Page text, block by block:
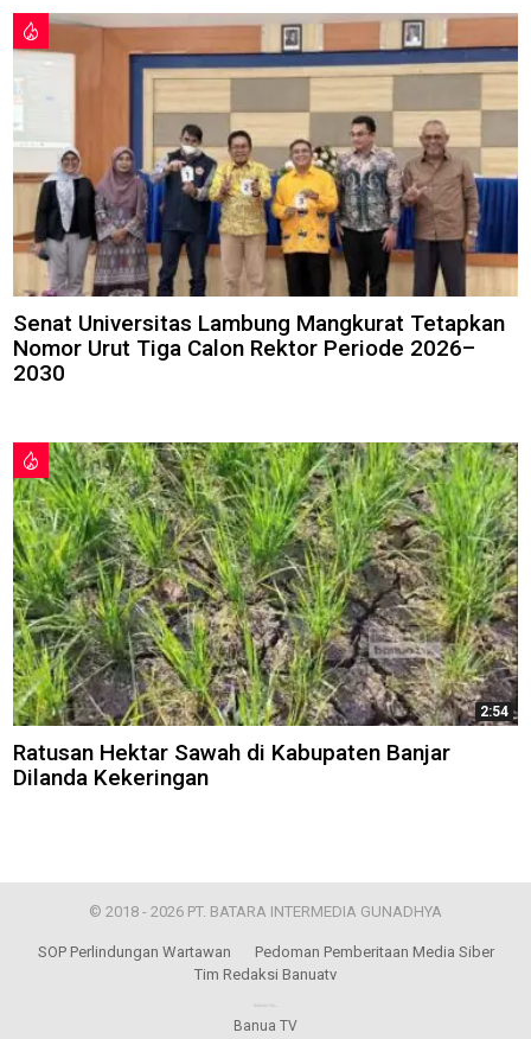
Senat Universitas Lambung Mangkurat Tetapkan
Nomor Urut Tiga Calon Rektor Periode 2026–
2030
2:54
Ratusan Hektar Sawah di Kabupaten Banjar
Dilanda Kekeringan
© 2018 - 2026 PT. BATARA INTERMEDIA GUNADHYA
SOP Perlindungan Wartawan
Pedoman Pemberitaan Media Siber
Tim Redaksi Banuatv
Banua TV